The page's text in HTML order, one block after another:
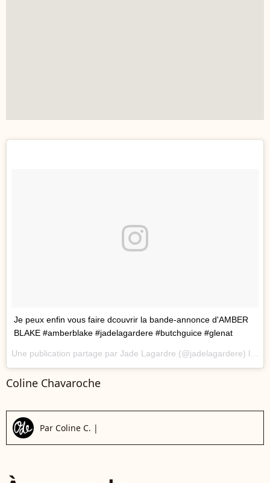
Je peux enfin vous faire dcouvrir la bande-annonce d'AMBER
BLAKE #amberblake #jadelagardere #butchguice #glenat
Une publication partage par Jade Lagardre (@jadelagardere) le
Coline Chavaroche
Par Coline C. |